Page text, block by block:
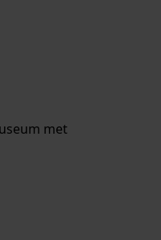
met